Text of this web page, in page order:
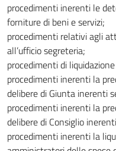
procedimenti inerenti le
forniture di beni e servizi;
procedimenti relativi agli
all’ufficio segreteria;
procedimenti di
procedimenti inerenti la
delibere di Giunta inerenti
procedimenti inerenti la
delibere di Consiglio
procedimenti inerenti la